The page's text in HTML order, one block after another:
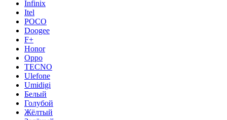
Infinix
Itel
POCO
Doogee
F+
Honor
Oppo
TECNO
Ulefone
Umidigi
Белый
Голубой
Жёлтый